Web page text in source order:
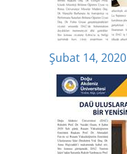
Şubat 14, 2020